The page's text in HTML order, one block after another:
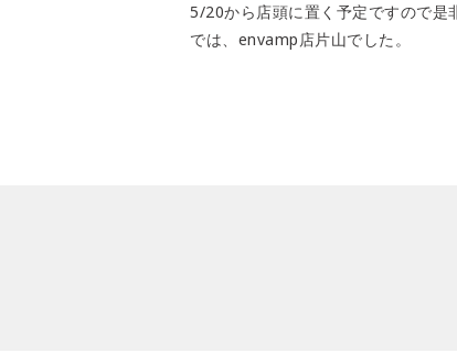
5/20から店頭に置く予定ですので是
では、envamp店片山でした。